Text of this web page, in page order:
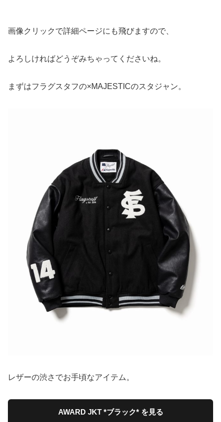
画像クリックで詳細ページにも飛びますので、
よろしければどうぞみちゃってくださいね。
まずはフラグスタフの×MAJESTICのスタジャン。
レザーの渋さでお手頃なアイテム。
AWARD JKT *ブラック* を見る